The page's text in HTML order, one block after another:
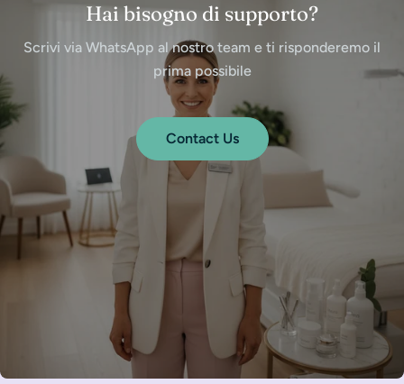
Hai bisogno di supporto?
Scrivi via WhatsApp al nostro team e ti risponderemo il
prima possibile
Contact Us